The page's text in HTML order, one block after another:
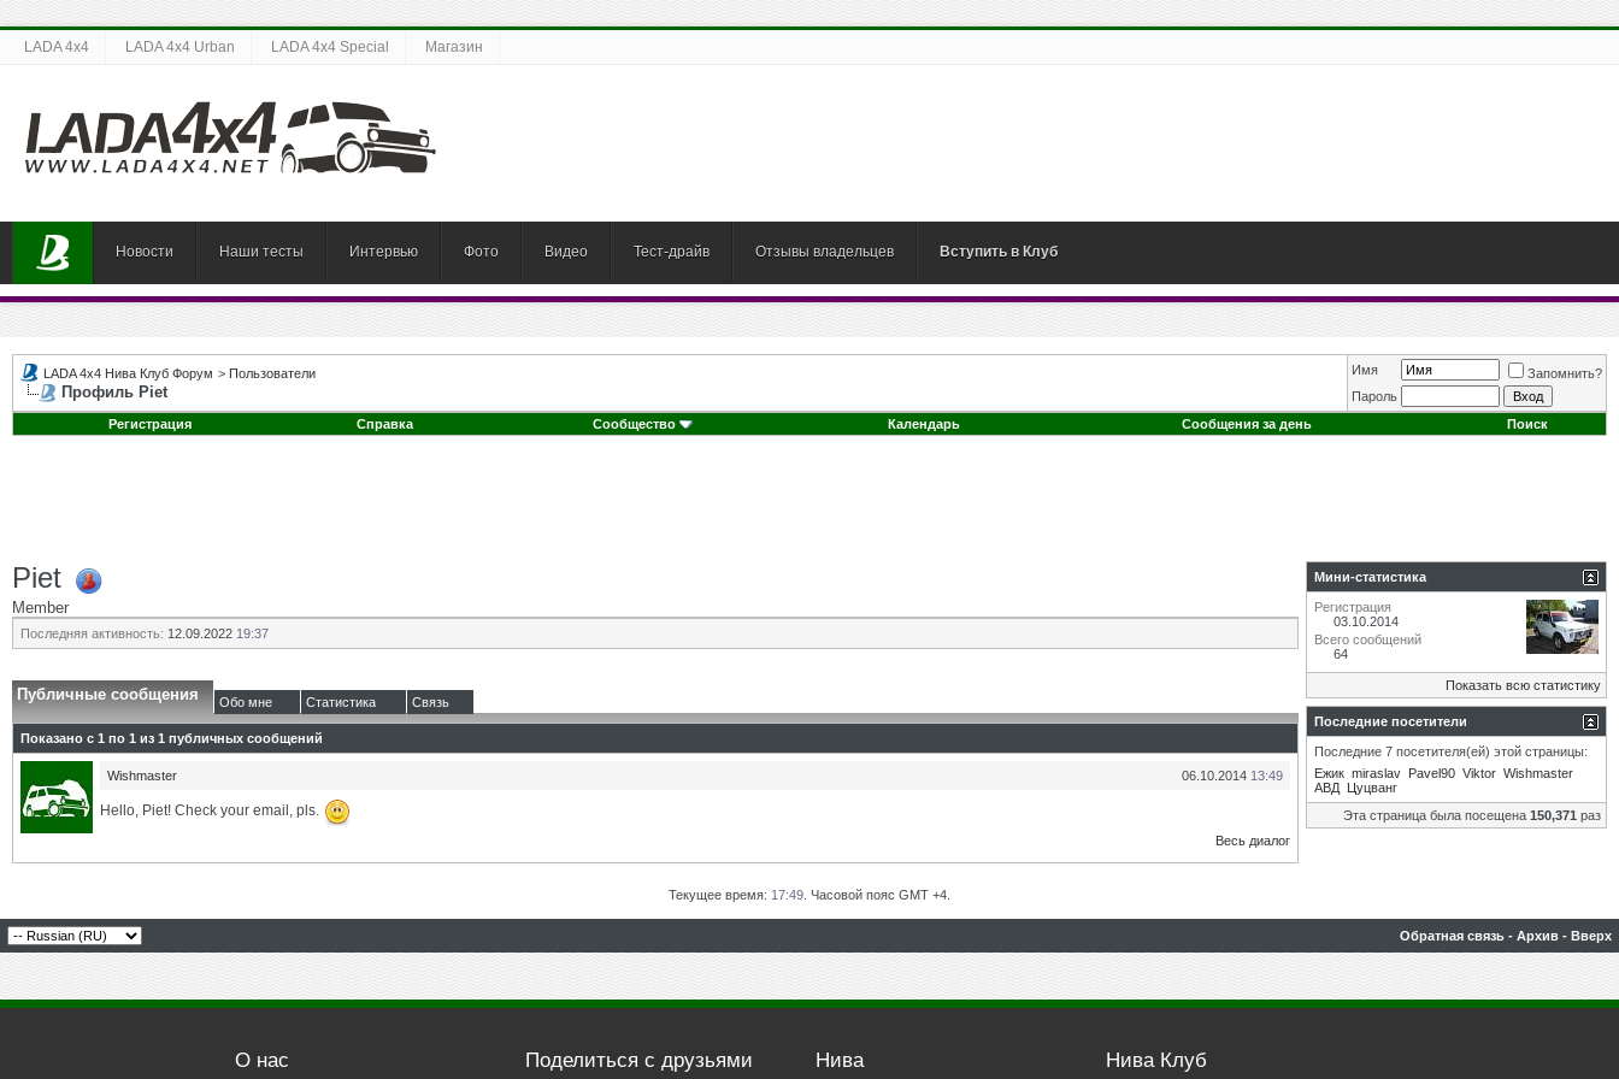
LADA 4x4 LADA 4x4 Urban LADA 4x4 Special Магазин
Новости Наши тесты Интервью Фото Видео Тест-драйв Отзывы владельцев Вступить в Клуб
LADA 4x4 Нива Клуб Форум > Пользователи
Профиль Piet
Имя
Запомнить?
Пароль
Регистрация
Справка Сообщество Календарь Сообщения за день Поиск
Piet
Member
Последняя активность: 12.09.2022 19:37
Публичные сообщения Обо мне Статистика Связь
Показано с 1 по 1 из 1 публичных сообщений
06.10.2014 13:49
Wishmaster
Hello, Piet! Check your email, pls.
Весь диалог
Мини-статистика
Регистрация
03.10.2014
Всего сообщений
64
Показать всю статистику
Последние посетители
Последние 7 посетителя(ей) этой страницы:
Eжик miraslav Pavel90 Viktor Wishmaster
АВД Цуцванг
Эта страница была посещена 150,371 раз
Текущее время: 17:49 . Часовой пояс GMT +4.
Обратная связь - Архив - Вверх
О нас Поделиться с друзьями Нива Нива Клуб